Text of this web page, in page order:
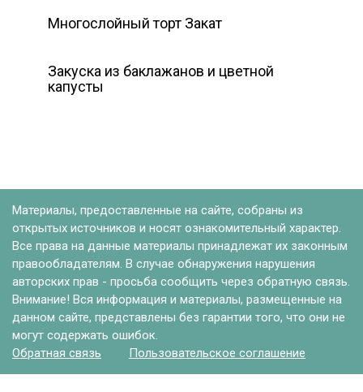
Многослойный торт Закат
Закуска из баклажанов и цветной
капусты
Материалы, предоставленные на сайте, собраны из
открытых источников и носят ознакомительный характер.
Все права на данные материалы принадлежат их законным
правообладателям. В случае обнаружения нарушения
авторских прав - просьба сообщить через обратную связь.
Внимание! Вся информация и материалы, размещенные на
данном сайте, представлены без гарантии того, что они не
могут содержать ошибок.
Обратная связь
Пользовательское соглашение